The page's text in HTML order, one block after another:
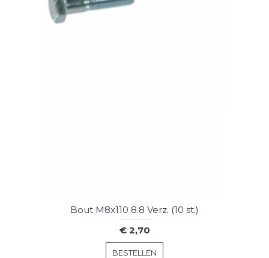
Bout M8x110 8.8 Verz. (10 st.)
€ 2,70
BESTELLEN